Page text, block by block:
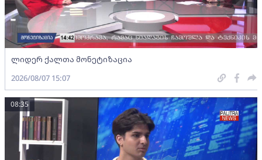
ლიდერ ქალთა მონეტიზაცია
2026/08/07 15:07
08:35